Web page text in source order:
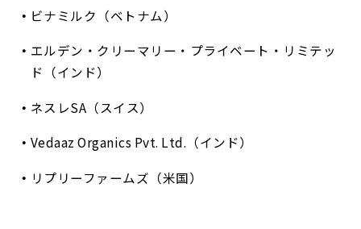
ビナミルク（ベトナム）
エルデン・クリーマリー・プライベート・リミテッ
ド（インド）
ネスレSA（スイス）
Vedaaz Organics Pvt. Ltd.（インド）
リプリーファームズ（米国）